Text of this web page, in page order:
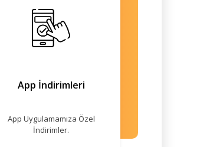
App İndirimleri
App Uygulamamıza Özel
İndirimler.